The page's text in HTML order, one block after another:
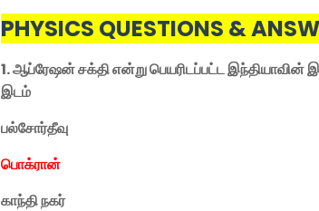
PHYSICS QUESTIONS &
1.ஆப்ரேஷன் சக்தி என்று பெயரிடப்பட்ட
இடம்
பல்சோர்தீவு
பொக்ரான்
காந்தி நகர்